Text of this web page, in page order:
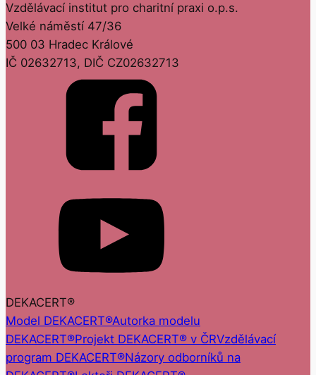
Vzdělávací institut pro charitní praxi o.p.s.
Velké náměstí 47/36
500 03 Hradec Králové
IČ 02632713, DIČ CZ02632713
DEKACERT®
Model DEKACERT®Autorka modelu
DEKACERT®Projekt DEKACERT® v ČRVzdělávací
program DEKACERT®Názory odborníků na